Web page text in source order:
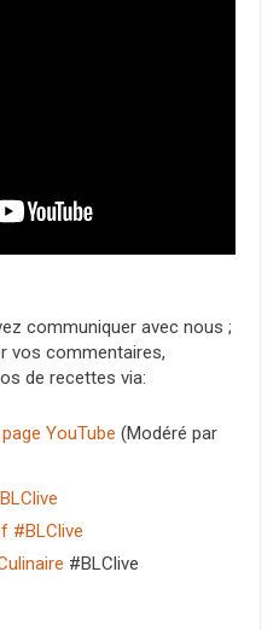
communiquer avec nous ;
vos commentaires,
de recettes via:
YouTube (Modéré par
#BLClive
#BLClive